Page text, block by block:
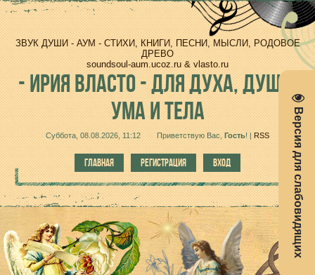
Версия для слабовидящих
ЗВУК ДУШИ - АУМ - СТИХИ, КНИГИ, ПЕСНИ, МЫСЛИ, РОДОВОЕ
ДРЕВО
soundsoul-aum.ucoz.ru & vlasto.ru
-ИРИЯ ВЛАСТО - ДЛЯ ДУХА, ДУШИ,
УМА И ТЕЛА
Суббота, 08.08.2026, 11:12 Приветствую Вас Гость! | RSS
ГЛАВНАЯ РЕГИСТРАЦИЯ ВХОД